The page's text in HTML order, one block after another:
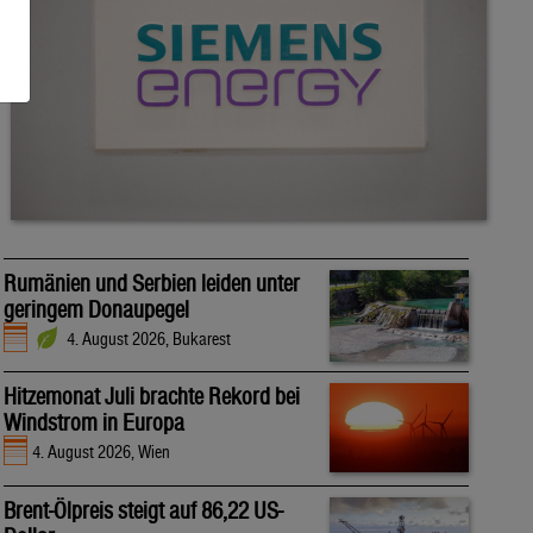
Rumänien und Serbien leiden unter
geringem Donaupegel
4. August 2026, Bukarest
Hitzemonat Juli brachte Rekord bei
Windstrom in Europa
4. August 2026, Wien
Brent-Ölpreis steigt auf 86,22 US-